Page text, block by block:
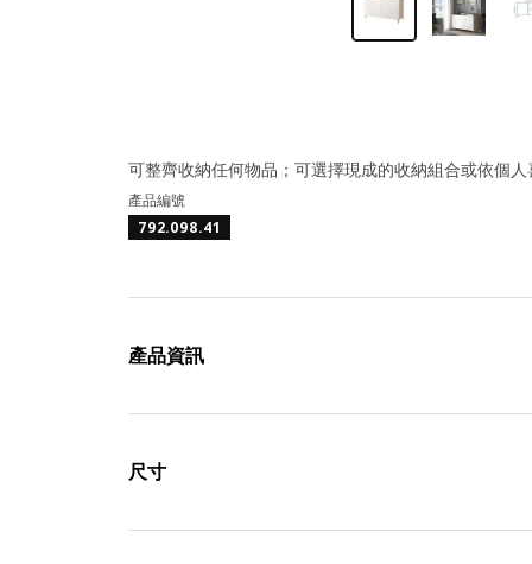
可整齊收納任何物品；可選擇現成的收納組合或依個
產品編號
792.098.41
產品資訊
尺寸